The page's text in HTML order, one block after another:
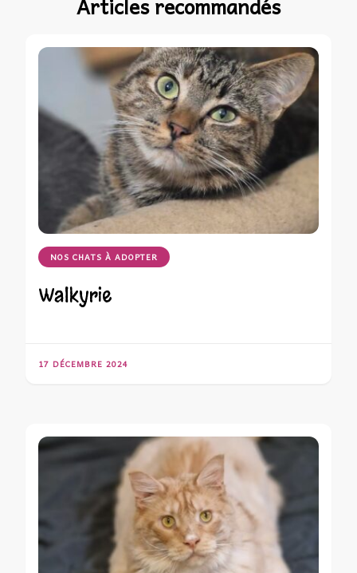
NOS CHATS À ADOPTER
Walkyrie
17 DÉCEMBRE 2024